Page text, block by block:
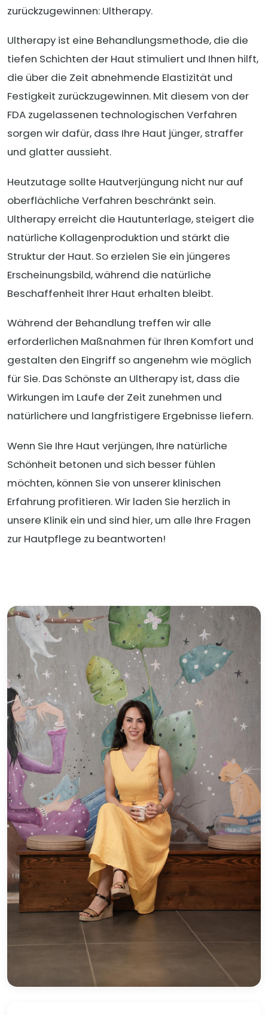
zurückzugewinnen: Ultherapy.
Ultherapy ist eine Behandlungsmethode, die die
tiefen Schichten der Haut stimuliert und Ihnen hilft,
die über die Zeit abnehmende Elastizität und
Festigkeit zurückzugewinnen. Mit diesem von der
FDA zugelassenen technologischen Verfahren
sorgen wir dafür, dass Ihre Haut jünger, straffer
und glatter aussieht.
Heutzutage sollte Hautverjüngung nicht nur auf
oberflächliche Verfahren beschränkt sein.
Ultherapy erreicht die Hautunterlage, steigert die
natürliche Kollagenproduktion und stärkt die
Struktur der Haut. So erzielen Sie ein jüngeres
Erscheinungsbild, während die natürliche
Beschaffenheit Ihrer Haut erhalten bleibt.
Während der Behandlung treffen wir alle
erforderlichen Maßnahmen für Ihren Komfort und
gestalten den Eingriff so angenehm wie möglich
für Sie. Das Schönste an Ultherapy ist, dass die
Wirkungen im Laufe der Zeit zunehmen und
natürlichere und langfristigere Ergebnisse liefern.
Wenn Sie Ihre Haut verjüngen, Ihre natürliche
Schönheit betonen und sich besser fühlen
möchten, können Sie von unserer klinischen
Erfahrung profitieren. Wir laden Sie herzlich in
unsere Klinik ein und sind hier, um alle Ihre Fragen
zur Hautpflege zu beantworten!